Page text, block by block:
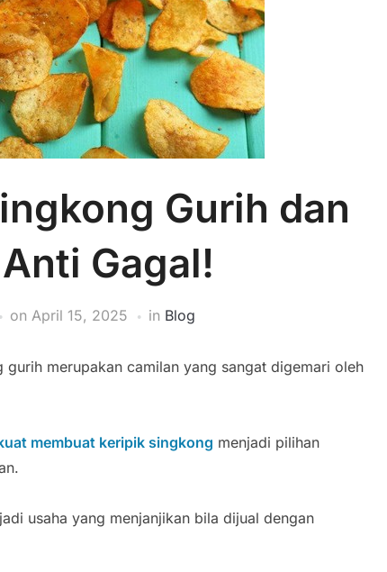
Gurih dan
Gagal!
on April 15, 2025 in Blog
merupakan camilan yang sangat digemari oleh
membuat keripik singkong menjadi pilihan
usaha yang menjanjikan bila dijual dengan